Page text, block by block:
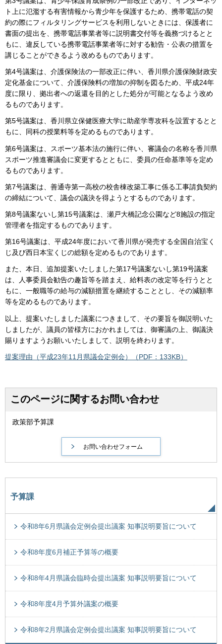
ト上に氾濫する有害情報から青少年を保護するため、携帯電話の契
約の際にフィルタリングサービスを利用しないときには、保護者に
書面の提出を、携帯電話事業者等に説明書交付等を義務づけるとと
もに、違反している携帯電話事業者等に対する勧告・公表の措置を
講じることができるよう改めるものであります。
第4号議案は、介護保険法の一部改正に伴い、香川県介護保険財政安
定化基金について、介護保険料の増加の抑制を図るため、平成24年
度に限り、拠出者への返還を目的とした処分が可能となるよう改め
るものであります。
第5号議案は、香川県立保健医療大学に助産学専攻科を設置するとと
もに、同科の授業料等を定めるものであります。
第6号議案は、スポーツ基本法の施行に伴い、審議会の名称を香川県
スポーツ推進審議会に変更するとともに、委員の任命基準等を定め
るものであります。
第7号議案は、善通寺第一高校の校舎棟改築工事に係る工事請負契約
の締結について、議会の議決を得ようとするものであります。
第8号議案ないし第15号議案は、瀬戸大橋記念公園など8施設の指定
管理者を指定するものであります。
第16号議案は、平成24年度において香川県が発売する全国自治宝く
じ及び西日本宝くじの総額を定めるものであります。
また、本日、追加提案いたしました第17号議案ないし第19号議案
は、人事委員会勧告の趣旨等を踏まえ、給料表の改定等を行うとと
もに、一般職等の給与の減額措置を継続することとし、その減額率
等を定めるものであります。
以上、提案いたしました議案につきまして、その要旨を御説明いた
しましたが、議員の皆様方におかれましては、御審議の上、御議決
賜りますようお願いいたしまして、説明を終わります。
提案理由（平成23年11月県議会定例会）（PDF：133KB）
このページに関するお問い合わせ
政策部予算課
予算課
令和8年6月県議会定例会提出議案 知事説明要旨について
令和8年度6月補正予算等の概要
令和8年4月県議会臨時会提出議案 知事説明要旨について
令和8年度4月予算外議案の概要
令和8年2月県議会定例会提出議案 知事説明要旨について